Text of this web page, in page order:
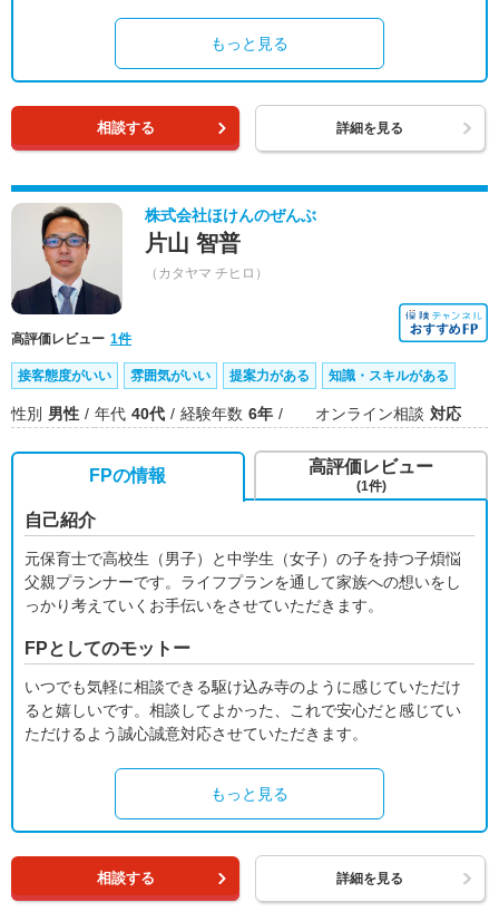
もっと見る
相談する 詳細を見る
株式会社ほけんのぜんぶ
片山 智普
（カタヤマ チヒロ）
高評価レビュー 1件
接客態度がいい 雰囲気がいい 提案力がある 知識・スキルがある
性別 男性 年代 40代 経験年数 6年 オンライン相談 対応
FPの情報
自己紹介
元保育士で高校生（男子）と中学生（女子）の子を持つ子煩悩
父親プランナーです。ライフプランを通して家族への想いをし
っかり考えていくお手伝いをさせていただきます。
FPとしてのモットー
いつでも気軽に相談できる駆け込み寺のように感じていただけ
ると嬉しいです。相談してよかった、これで安心だと感じてい
ただけるよう誠心誠意対応させていただきます。
もっと見る
高評価レビュー
(1件)
相談する 詳細を見る